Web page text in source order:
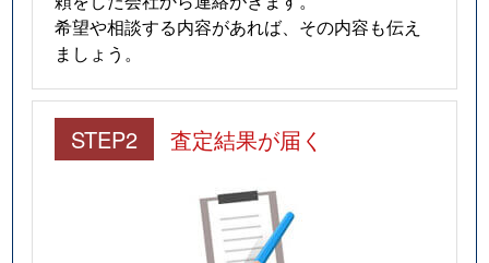
希望や相談する内容があれば、その内容も伝え
ましょう。
STEP2 査定結果が届く